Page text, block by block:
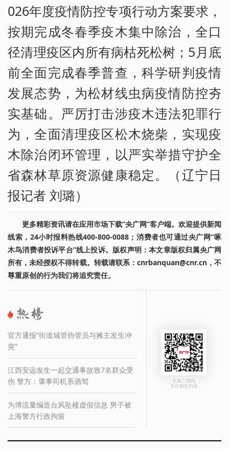
026年度疫情防控专项行动方案要求，
按期完成冬春季疫木集中除治，全口
径清理疫区内所有病枯死松树；5月底
前全面完成春季普查，科学研判疫情
发展态势，为松材线虫病疫情防控夯
实基础。严厉打击涉疫木违法犯罪行
为，全面清理疫区松木烧柴，实现疫
木除治闭环管理，以严实举措守护全
省森林草原资源健康稳定。（辽宁日
报记者 刘璐）
更多精彩资讯请在应用市场下载“央广网”客户端。欢迎提供新闻
线索，24小时报料热线400-800-0088；消费者也可通过央广网“啄
木鸟消费者投诉平台”线上投诉。版权声明：本文章版权归属央广网
所有，未经授权不得转载。转载请联系：cnrbanquan@cnr.cn，不
尊重原创的行为我们将追究责任。
官方通报“街道城管协管员与摊主发生冲
突”
江西安远发生一起交通事故致7名群众受
伤 警方：肇事司机系酒驾
为博流量编造台风坠楼虚假信息 男子被
上海警方行政拘留
长按二维码
关注精彩内容